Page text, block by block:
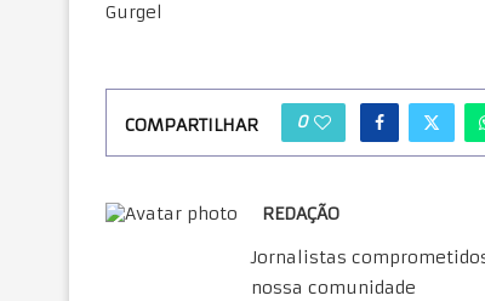
Gurgel
COMPARTILHAR 0
REDAÇÃO
Jornalistas
nossa comunidade